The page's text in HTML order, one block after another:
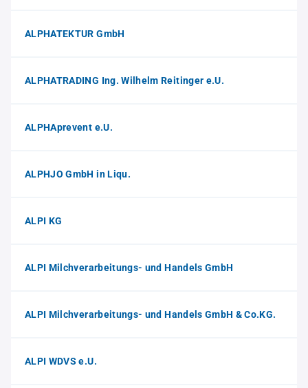
ALPHATEKTUR GmbH
ALPHATRADING Ing. Wilhelm Reitinger e.U.
ALPHAprevent e.U.
ALPHJO GmbH in Liqu.
ALPI KG
ALPI Milchverarbeitungs- und Handels GmbH
ALPI Milchverarbeitungs- und Handels GmbH & Co.KG.
ALPI WDVS e.U.